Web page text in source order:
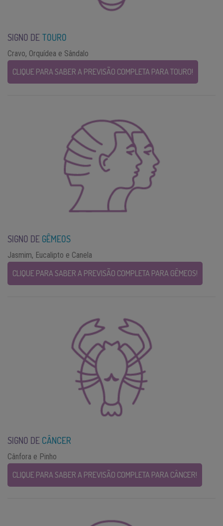
SIGNO DE TOURO
Cravo, Orquídea e Sândalo
CLIQUE PARA SABER A PREVISÃO COMPLETA PARA TOURO!
SIGNO DE GÊMEOS
Jasmim, Eucalipto e Canela
CLIQUE PARA SABER A PREVISÃO COMPLETA PARA GÊMEOS!
SIGNO DE CÂNCER
Cânfora e Pinho
CLIQUE PARA SABER A PREVISÃO COMPLETA PARA CÂNCER!